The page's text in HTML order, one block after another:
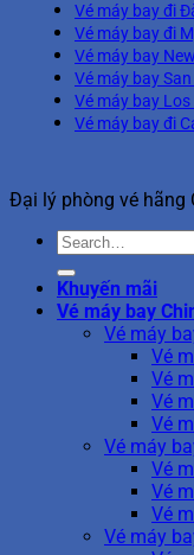
Vé máy bay đi
Vé máy bay đi
Vé máy bay
Vé máy bay
Vé máy bay Los
Vé máy bay đi
Đại lý phòng vé hãng
Khuyến mãi
Vé máy bay
Vé máy
Vé
Vé
Vé
Vé
Vé máy
Vé
Vé
Vé
Vé máy